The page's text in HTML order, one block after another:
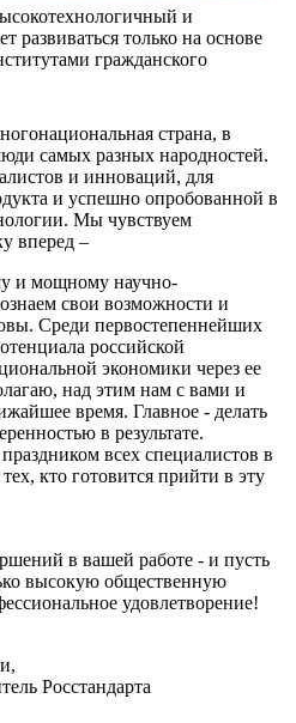
и
развиваться только на основе
гражданского
страна, в
самых разных народностей.
и инноваций, для
и успешно опробованной в
Мы чувствуем
вперед –
и мощному научно-
свои возможности и
Среди первостепеннейших
российской
экономики через ее
над этим нам с вами и
время. Главное - делать
в результате.
всех специалистов в
кто готовится прийти в эту
в вашей работе - и пусть
высокую общественную
удовлетворение!
Росстандарта